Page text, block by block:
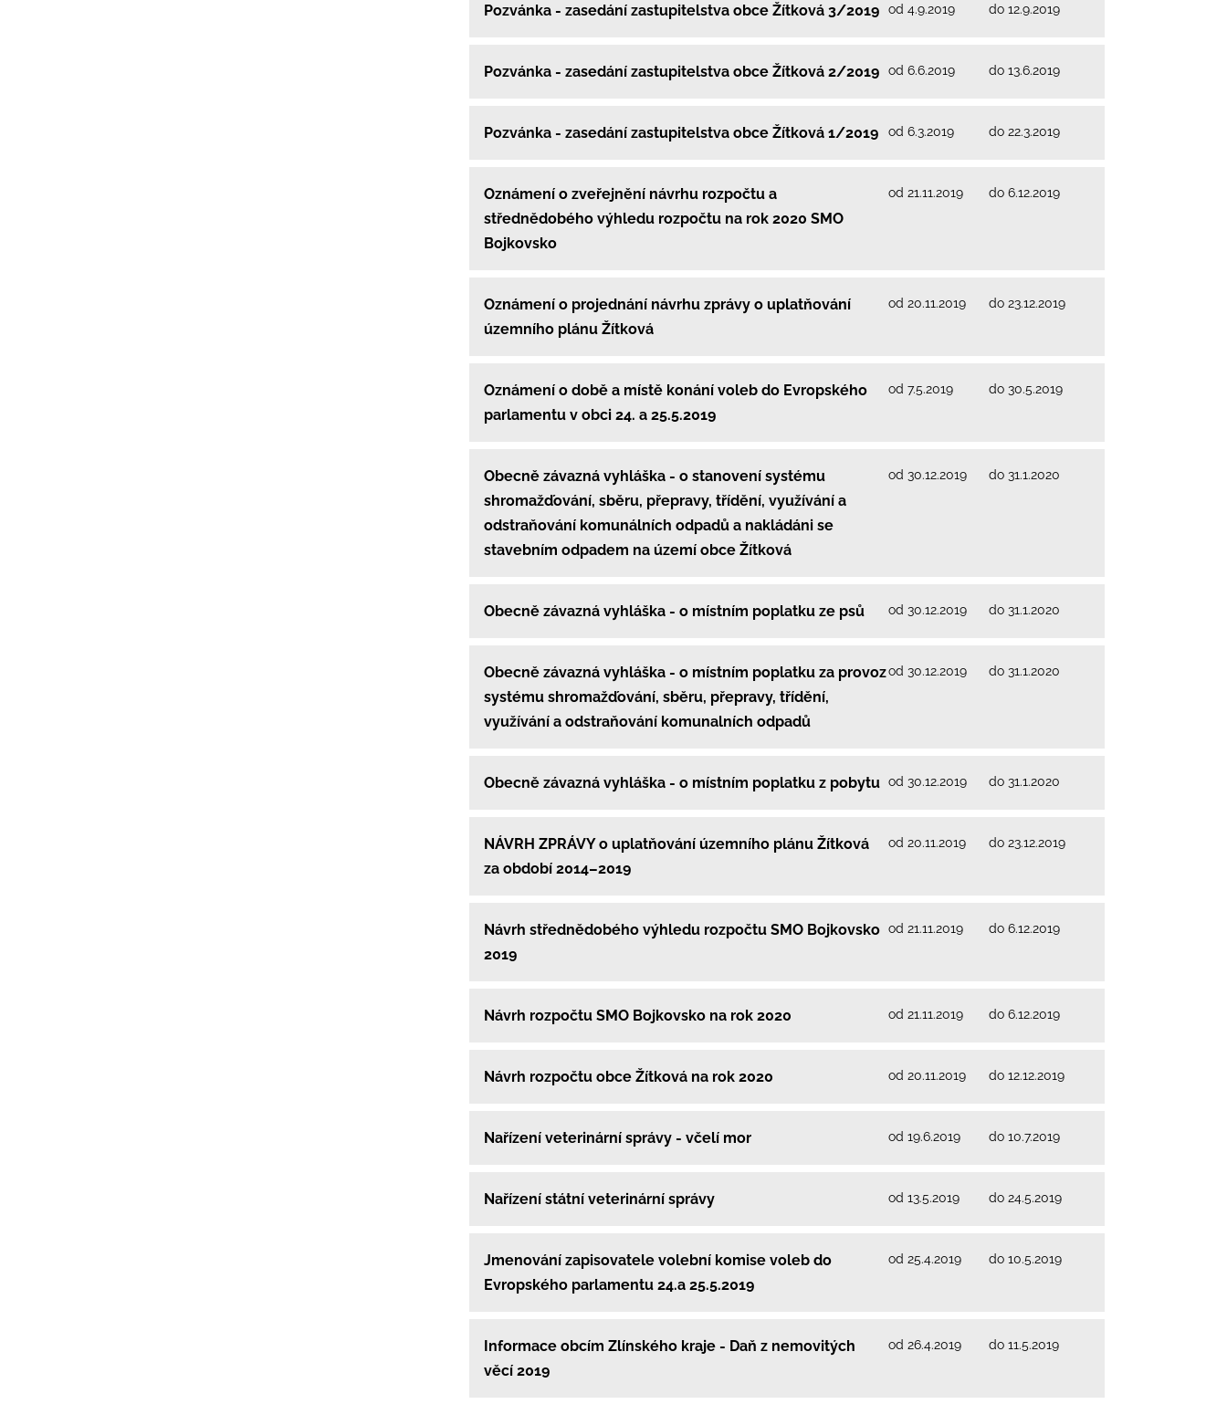
Pozvánka - zasedání zastupitelstva obce Žítková 3/2019 od 4.9.2019 do 12.9.2019
Pozvánka - zasedání zastupitelstva obce Žítková 2/2019 od 6.6.2019 do 13.6.2019
Pozvánka - zasedání zastupitelstva obce Žítková 1/2019 od 6.3.2019 do 22.3.2019
Oznámení o zveřejnění návrhu rozpočtu a
střednědobého výhledu rozpočtu na rok 2020 SMO
Bojkovsko
od 21.11.2019 do 6.12.2019
Oznámení o projednání návrhu zprávy o uplatňování
územního plánu Žítková
od 20.11.2019 do 23.12.2019
Oznámení o době a místě konání voleb do Evropského
parlamentu v obci 24. a 25.5.2019
od 7.5.2019 do 30.5.2019
Obecně závazná vyhláška - o stanovení systému
shromažďování, sběru, přepravy, třídění, využívání a
odstraňování komunálních odpadů a nakládáni se
stavebním odpadem na území obce Žítková
od 30.12.2019 do 31.1.2020
Obecně závazná vyhláška - o místním poplatku ze psů od 30.12.2019 do 31.1.2020
Obecně závazná vyhláška - o místním poplatku za provoz
systému shromažďování, sběru, přepravy, třídění,
využívání a odstraňování komunalních odpadů
od 30.12.2019 do 31.1.2020
Obecně závazná vyhláška - o místním poplatku z pobytu od 30.12.2019 do 31.1.2020
NÁVRH ZPRÁVY o uplatňování územního plánu Žítková
za období 2014–2019
od 20.11.2019 do 23.12.2019
Návrh střednědobého výhledu rozpočtu SMO Bojkovsko
2019
od 21.11.2019 do 6.12.2019
Návrh rozpočtu SMO Bojkovsko na rok 2020 od 21.11.2019 do 6.12.2019
Návrh rozpočtu obce Žítková na rok 2020 od 20.11.2019 do 12.12.2019
Nařízení veterinární správy - včelí mor od 19.6.2019 do 10.7.2019
Nařízení státní veterinární správy od 13.5.2019 do 24.5.2019
Jmenování zapisovatele volební komise voleb do
Evropského parlamentu 24.a 25.5.2019
od 25.4.2019 do 10.5.2019
Informace obcím Zlínského kraje - Daň z nemovitých
věcí 2019
od 26.4.2019 do 11.5.2019